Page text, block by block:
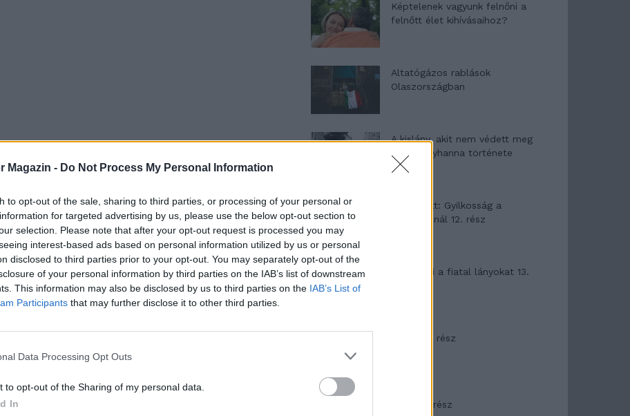
Magazin - Do Not Process My Personal Information
to opt-out of the sale, sharing to third parties, or processing of your personal or
for targeted advertising by us, please use the below opt-out section to
selection. Please note that after your opt-out request is processed you may
interest-based ads based on personal information utilized by us or personal
disclosed to third parties prior to your opt-out. You may separately opt-out of the
of your personal information by third parties on the IAB’s list of downstream
This information may also be disclosed by us to third parties on the IAB’s List of
Participants that may further disclose it to other third parties.
Data Processing Opt Outs
to opt-out of the Sharing of my personal data.
In
Képtelenek vagyunk felnőni a
felnőtt élet kihívásaihoz?
Altatógázos rablások
Olaszországban
A kislány, akit nem védett meg
senki – Lyhanna története
T. Barnett: Gyilkosság a
Garda-tónál 12. rész
T. szereti a fiatal lányokat 13.
Minka 10. rész
Minka 9. rész